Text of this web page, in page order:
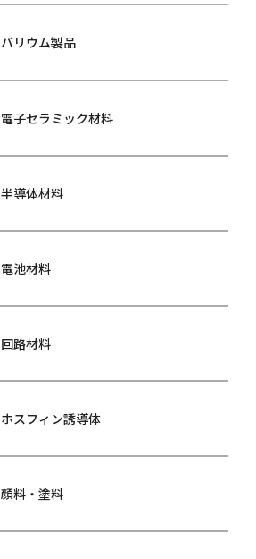
バリウム製品
電子セラミック材料
半導体材料
電池材料
回路材料
ホスフィン誘導体
顔料・塗料